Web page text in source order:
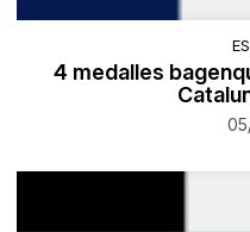
4 medalles